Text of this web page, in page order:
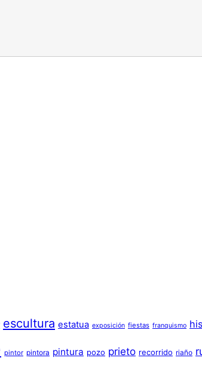
escultura estatua exposición fiestas franquismo
pintor pintora pintura pozo prieto recorrido riaño